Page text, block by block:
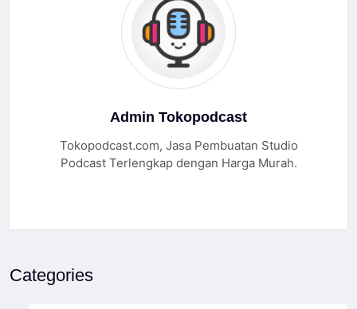
Admin Tokopodcast
Tokopodcast.com, Jasa Pembuatan Studio
Podcast Terlengkap dengan Harga Murah.
Categories